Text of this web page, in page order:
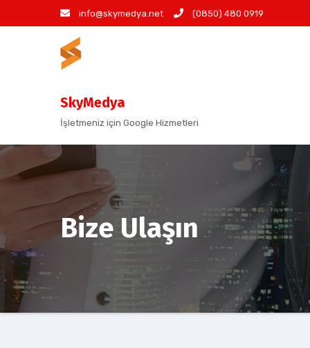
info@skymedya.net (0850) 480 0919
SkyMedya
İşletmeniz için Google Hizmetleri
Bize Ulaşın